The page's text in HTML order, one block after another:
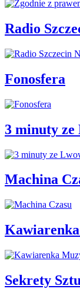
Radio
Fonosfera
3 minuty ze
Machina
Sekrety